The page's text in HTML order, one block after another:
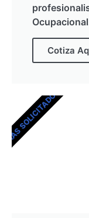
Cotiza
MÁS SOLICITADOS